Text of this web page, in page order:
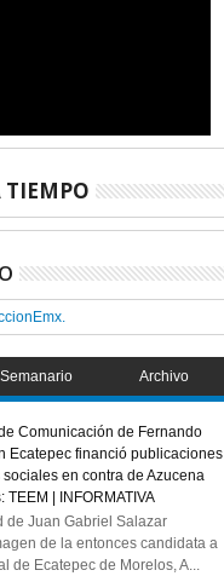
TIEMPO
Semanario Archivo
Comunicación de Fernando
Ecatepec financió publicaciones
en contra de Azucena
TEEM | INFORMATIVA
de Juan Gabriel Salazar
de la entonces candidata a
de Ecatepec de Morelos, A...